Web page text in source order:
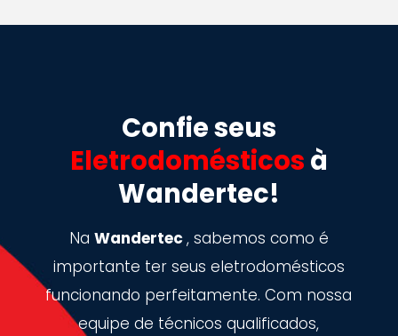
Confie seus
Eletrodomésticos à
Wandertec!
Na Wandertec, sabemos como é
importante ter seus eletrodomésticos
funcionando perfeitamente. Com nossa
equipe de técnicos qualificados,